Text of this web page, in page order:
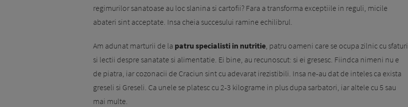
regimurilor sanatoase au loc slanina si cartofii? Fara a transforma exceptiile in reguli, micile
abateri sint acceptate. Insa cheia succesului ramine echilibrul.
Am adunat marturii de la patru specialisti in nutritie, patru oameni care se ocupa zilnic cu sfaturi
si lectii despre sanatate si alimentatie. Ei bine, au recunoscut: si ei gresesc. Fiindca nimeni nu e
de piatra, iar cozonacii de Craciun sint cu adevarat irezistibili. Insa ne-au dat de inteles ca exista
greseli si Greseli. Ca unele se platesc cu 2-3 kilograme in plus dupa sarbatori, iar altele cu 5 sau
mai multe.